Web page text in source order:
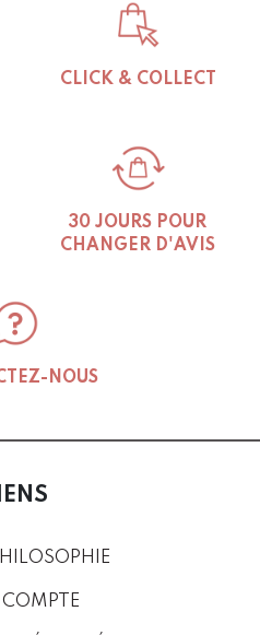
CLICK & COLLECT
30 JOURS POUR
CHANGER D'AVIS
NOUS